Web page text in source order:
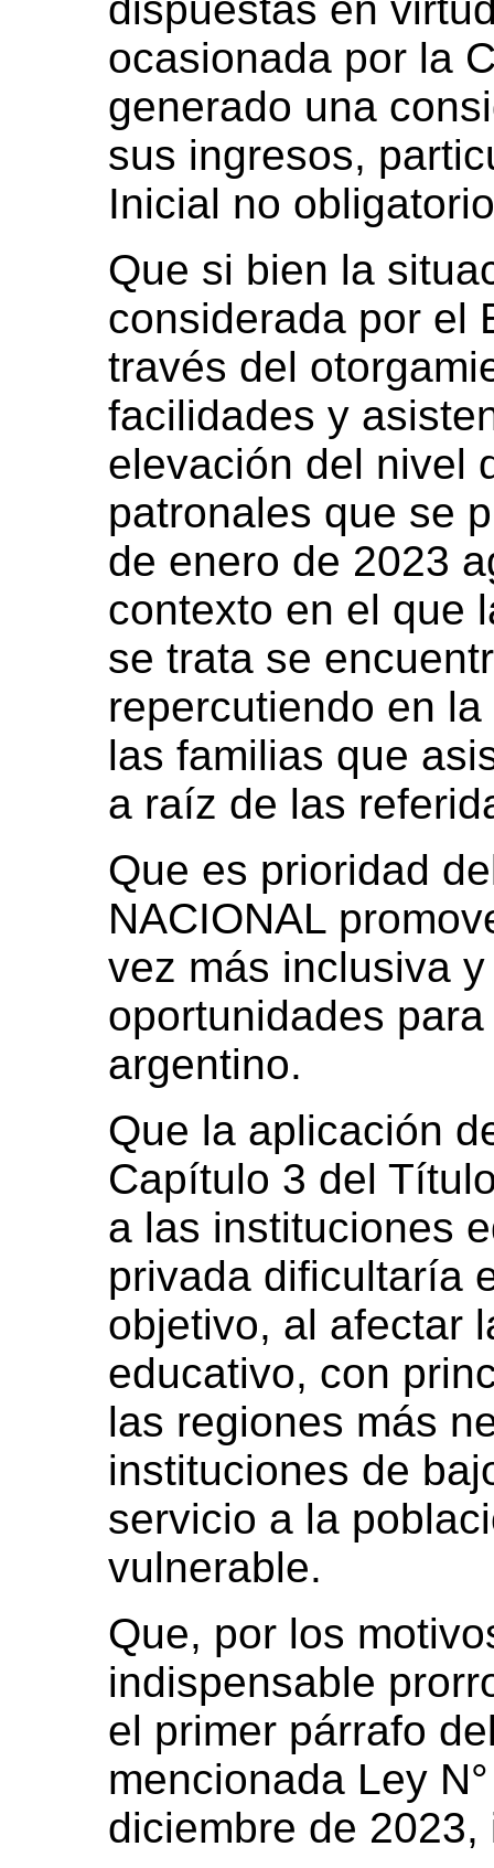
ocasionada por la
generado una
sus ingresos,
Inicial no
Que si bien la
considerada por el
través del
facilidades y
elevación del nivel
patronales que se
de enero de 2023
contexto en el que
se trata se
repercutiendo en
las familias que
a raíz de las
Que es prioridad
NACIONAL
vez más inclusiva
oportunidades
argentino.
Que la aplicación
Capítulo 3 del
a las instituciones
privada dificultaría
objetivo, al afectar
educativo, con
las regiones más
instituciones de
servicio a la
vulnerable.
Que, por los
indispensable
el primer párrafo
mencionada Ley
diciembre de 2023,